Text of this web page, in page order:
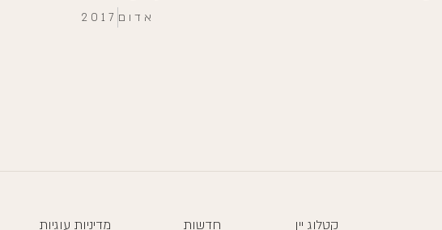
2017 אדום
קטלוג יין
חדשות
מדיניות עוגיות